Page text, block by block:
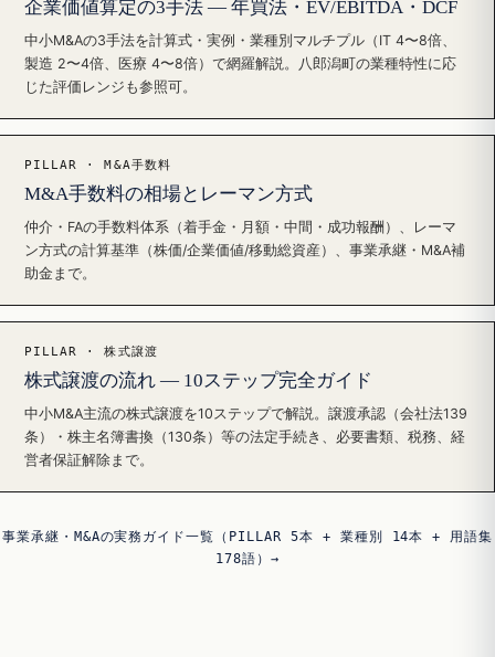
企業価値算定の3手法 — 年買法・EV/EBITDA・DCF
中小M&Aの3手法を計算式・実例・業種別マルチプル（IT 4〜8倍、
製造 2〜4倍、医療 4〜8倍）で網羅解説。八郎潟町の業種特性に応
じた評価レンジも参照可。
PILLAR · M&A手数料
M&A手数料の相場とレーマン方式
仲介・FAの手数料体系（着手金・月額・中間・成功報酬）、レーマ
ン方式の計算基準（株価/企業価値/移動総資産）、事業承継・M&A補
助金まで。
PILLAR · 株式譲渡
株式譲渡の流れ — 10ステップ完全ガイド
中小M&A主流の株式譲渡を10ステップで解説。譲渡承認（会社法139
条）・株主名簿書換（130条）等の法定手続き、必要書類、税務、経
営者保証解除まで。
事業承継・M&Aの実務ガイド一覧（PILLAR 5本 + 業種別 14本 + 用語集
178語）→